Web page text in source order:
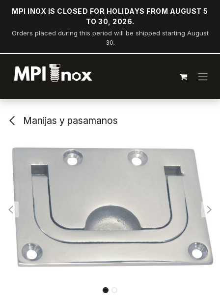
Ir al contenido
MPI INOX IS CLOSED FOR HOLIDAYS FROM AUGUST 5
TO 30, 2026.
Orders placed during this period will be shipped starting August
30.
Manijas y pasamanos